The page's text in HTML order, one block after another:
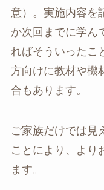
意）。実施内容を
か次回までに学ん
ればそういったこ
方向けに教材や機
合もあります。
ご家族だけでは見
ことにより、より
ます。